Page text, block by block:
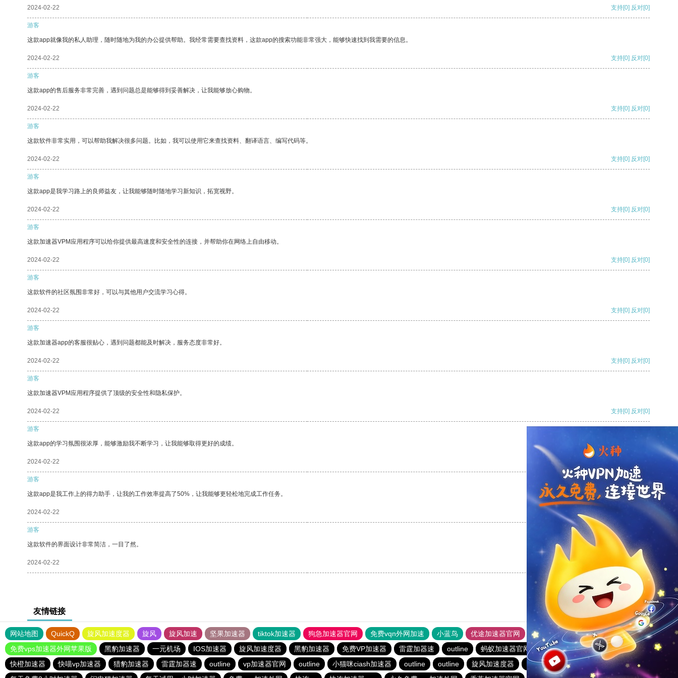
2024-02-22 支持[0] 反对[0]
游客
这款app就像我的私人助理，随时随地为我的办公提供帮助。我经常需要查找资料，这款app的搜索功能非常强大，能够快速找到我需要的信息。
2024-02-22 支持[0] 反对[0]
游客
这款app的售后服务非常完善，遇到问题总是能够得到妥善解决，让我能够放心购物。
2024-02-22 支持[0] 反对[0]
游客
这款软件非常实用，可以帮助我解决很多问题。比如，我可以使用它来查找资料、翻译语言、编写代码等。
2024-02-22 支持[0] 反对[0]
游客
这款app是我学习路上的良师益友，让我能够随时随地学习新知识，拓宽视野。
2024-02-22 支持[0] 反对[0]
游客
这款加速器VPM应用程序可以给你提供最高速度和安全性的连接，并帮助你在网络上自由移动。
2024-02-22 支持[0] 反对[0]
游客
这款软件的社区氛围非常好，可以与其他用户交流学习心得。
2024-02-22 支持[0] 反对[0]
游客
这款加速器app的客服很贴心，遇到问题都能及时解决，服务态度非常好。
2024-02-22 支持[0] 反对[0]
游客
这款加速器VPM应用程序提供了顶级的安全性和隐私保护。
2024-02-22 支持[0] 反对[0]
游客
这款app的学习氛围很浓厚，能够激励我不断学习，让我能够取得更好的成绩。
2024-02-22
游客
这款app是我工作上的得力助手，让我的工作效率提高了50%，让我能够更轻松地完成工作任务。
2024-02-22 反对
游客
这款软件的界面设计非常简洁，一目了然。
2024-02-22 反对[0]
友情链接
网站地图 QuickQ 旋风加速度器 旋风 旋风加速 坚果加速器 tiktok加速器 狗急加速器官网 免费vqn外网加速 小蓝鸟 优途加速器官网 风驰加速器 旋风加速器
八戒看书
免费vps加速器外网苹果版
黑豹加速器 一元机场 IOS加速器 旋风加速度器 黑豹加速器 免费VP加速器 雷霆加器速 outline 蚂蚁加速器官网 极光加速器
ios加速器
快橙加速器
快喵vp加速器 猎豹加速器 雷霆加器速 outline vp加速器官网 outline 小猫咪ciash加速器 outline outline 旋风加速度器 雷霆vp加速器官网
黑洞官网